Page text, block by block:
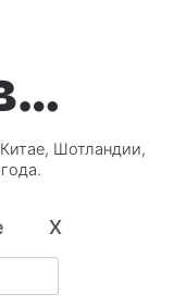
Шотландии,
X